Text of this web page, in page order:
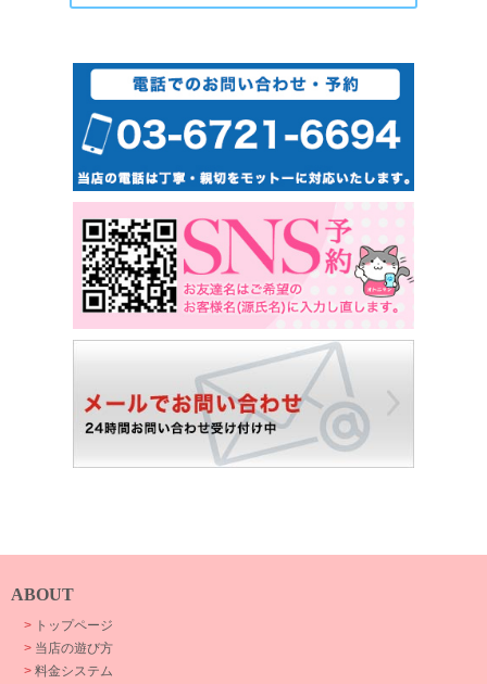
ABOUT
> トップページ
> 当店の遊び方
> 料金システム